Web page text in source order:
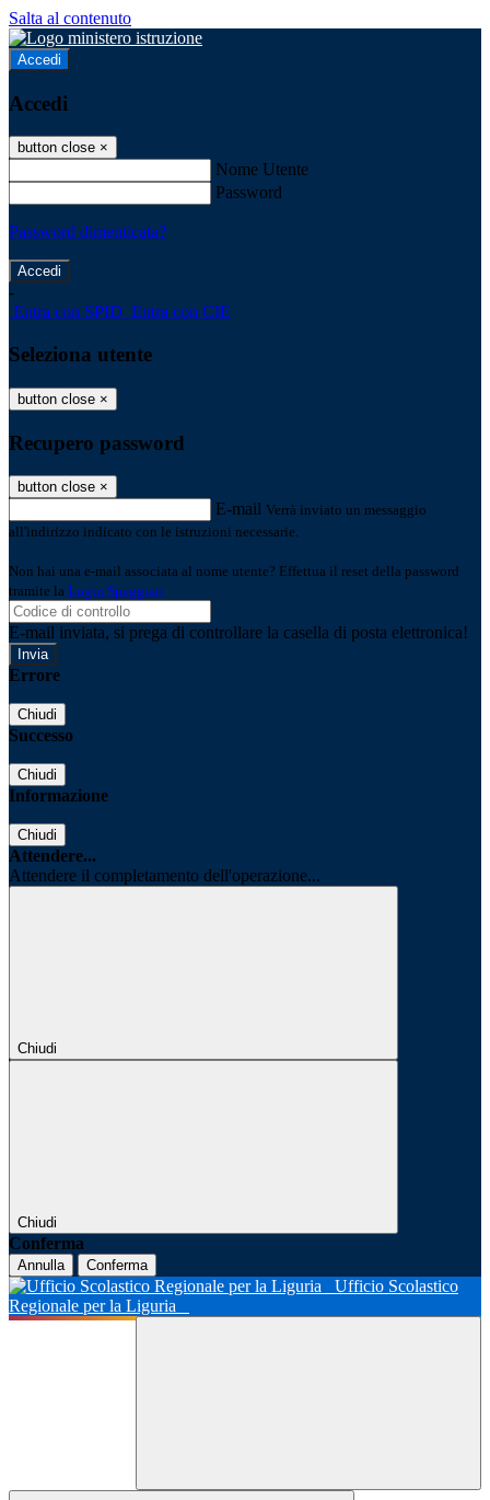
Salta al contenuto
Accedi
Accedi
button close ×
Nome Utente
Password
Password dimenticata?
-
Entra con SPID Entra con CIE
Seleziona utente
button close ×
Recupero password
button close ×
E-mail Verrà inviato un messaggio
all'indirizzo indicato con le istruzioni necessarie.
Non hai una e-mail associata al nome utente? Effettua il reset della password
tramite la Login Spaggiari
E-mail inviata, si prega di controllare la casella di posta elettronica!
Errore
Chiudi
Successo
Chiudi
Informazione
Chiudi
Attendere...
Attendere il completamento dell'operazione...
Chiudi
Chiudi
Conferma
Annulla Conferma
Ufficio Scolastico
Regionale per la Liguria